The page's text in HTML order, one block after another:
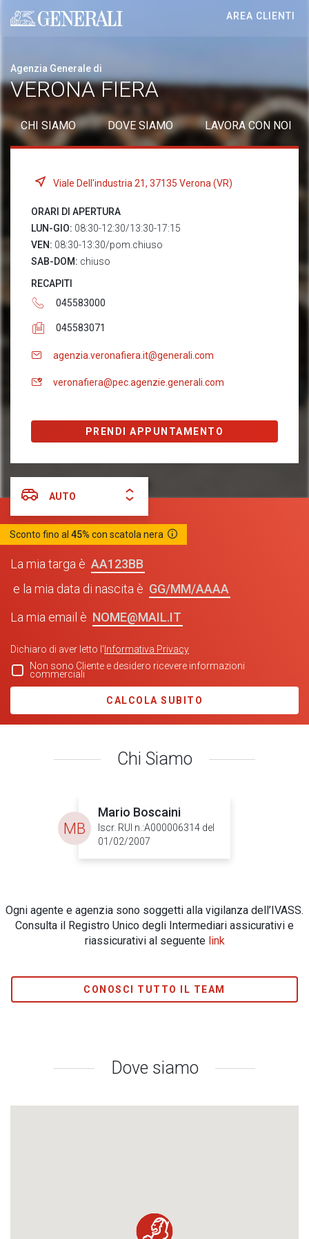
Generali logo
AREA CLIENTI
Agenzia Generale di
VERONA FIERA
CHI SIAMO DOVE SIAMO LAVORA CON NOI
Viale Dell'industria 21, 37135 Verona (VR)
ORARI DI APERTURA
LUN-GIO: 08:30-12:30/13:30-17:15
VEN: 08:30-13:30/pom.chiuso
SAB-DOM: chiuso
RECAPITI
045583000
045583071
agenzia.veronafiera.it@generali.com
veronafiera@pec.agenzie.generali.com
PRENDI APPUNTAMENTO
AUTO
Sconto fino al 45% con scatola nera
La mia targa è
AA123BB
e la mia data di nascita è
GG/MM/AAAA
La mia email è NOME@MAIL.IT
Dichiaro di aver letto l' Informativa Privacy
Non sono Cliente e desidero ricevere informazioni
commerciali
CALCOLA SUBITO
Chi Siamo
Mario Boscaini
Iscr. RUI n.:A000006314 del
01/02/2007
MB
Ogni agente e agenzia sono soggetti alla vigilanza dell’IVASS.
Consulta il Registro Unico degli Intermediari assicurativi e
riassicurativi al seguente link
CONOSCI TUTTO IL TEAM
Dove siamo